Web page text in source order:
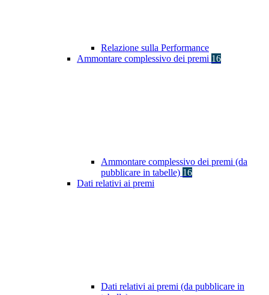
Relazione sulla Performance
Ammontare complessivo dei premi 16
Ammontare complessivo dei premi (da
pubblicare in tabelle) 16
Dati relativi ai premi
Dati relativi ai premi (da pubblicare in